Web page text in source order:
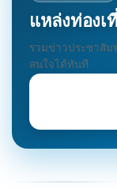
แหล่งท่องเ
รวมข่าวประชาสั
สนใจได้ทันที